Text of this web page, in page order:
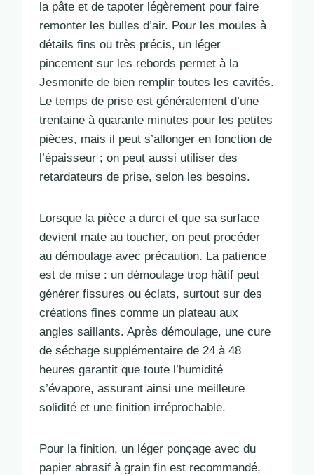
la pâte et de tapoter légèrement pour faire
remonter les bulles d’air. Pour les moules à
détails fins ou très précis, un léger
pincement sur les rebords permet à la
Jesmonite de bien remplir toutes les cavités.
Le temps de prise est généralement d’une
trentaine à quarante minutes pour les petites
pièces, mais il peut s’allonger en fonction de
l’épaisseur ; on peut aussi utiliser des
retardateurs de prise, selon les besoins.
Lorsque la pièce a durci et que sa surface
devient mate au toucher, on peut procéder
au démoulage avec précaution. La patience
est de mise : un démoulage trop hâtif peut
générer fissures ou éclats, surtout sur des
créations fines comme un plateau aux
angles saillants. Après démoulage, une cure
de séchage supplémentaire de 24 à 48
heures garantit que toute l’humidité
s’évapore, assurant ainsi une meilleure
solidité et une finition irréprochable.
Pour la finition, un léger ponçage avec du
papier abrasif à grain fin est recommandé,